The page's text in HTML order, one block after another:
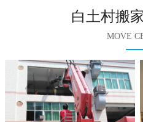
白土村搬
MOVE